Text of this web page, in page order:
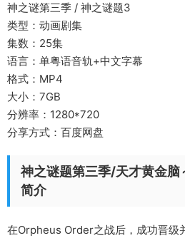
神之谜第三季 / 神之谜题3
类型：动画剧集
集数：25集
语言：单粤语音轨+中文字幕
格式：MP4
大小：7GB
分辨率：1280*720
分享方式：百度网盘
神之谜题第三季/天才黄金脑
简介
在Orpheus Order之战后，成功晋级